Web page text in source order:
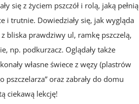
się z życiem pszczół i rolą, jaką pełnią
i trutnie. Dowiedziały się, jak wygląda
bliska prawdziwy ul, ramkę pszczelą,
np. podkurzacz. Oglądały także
własne świece z węzy (plastrów
pszczelarza” oraz zabrały do domu
ciekawą lekcję!